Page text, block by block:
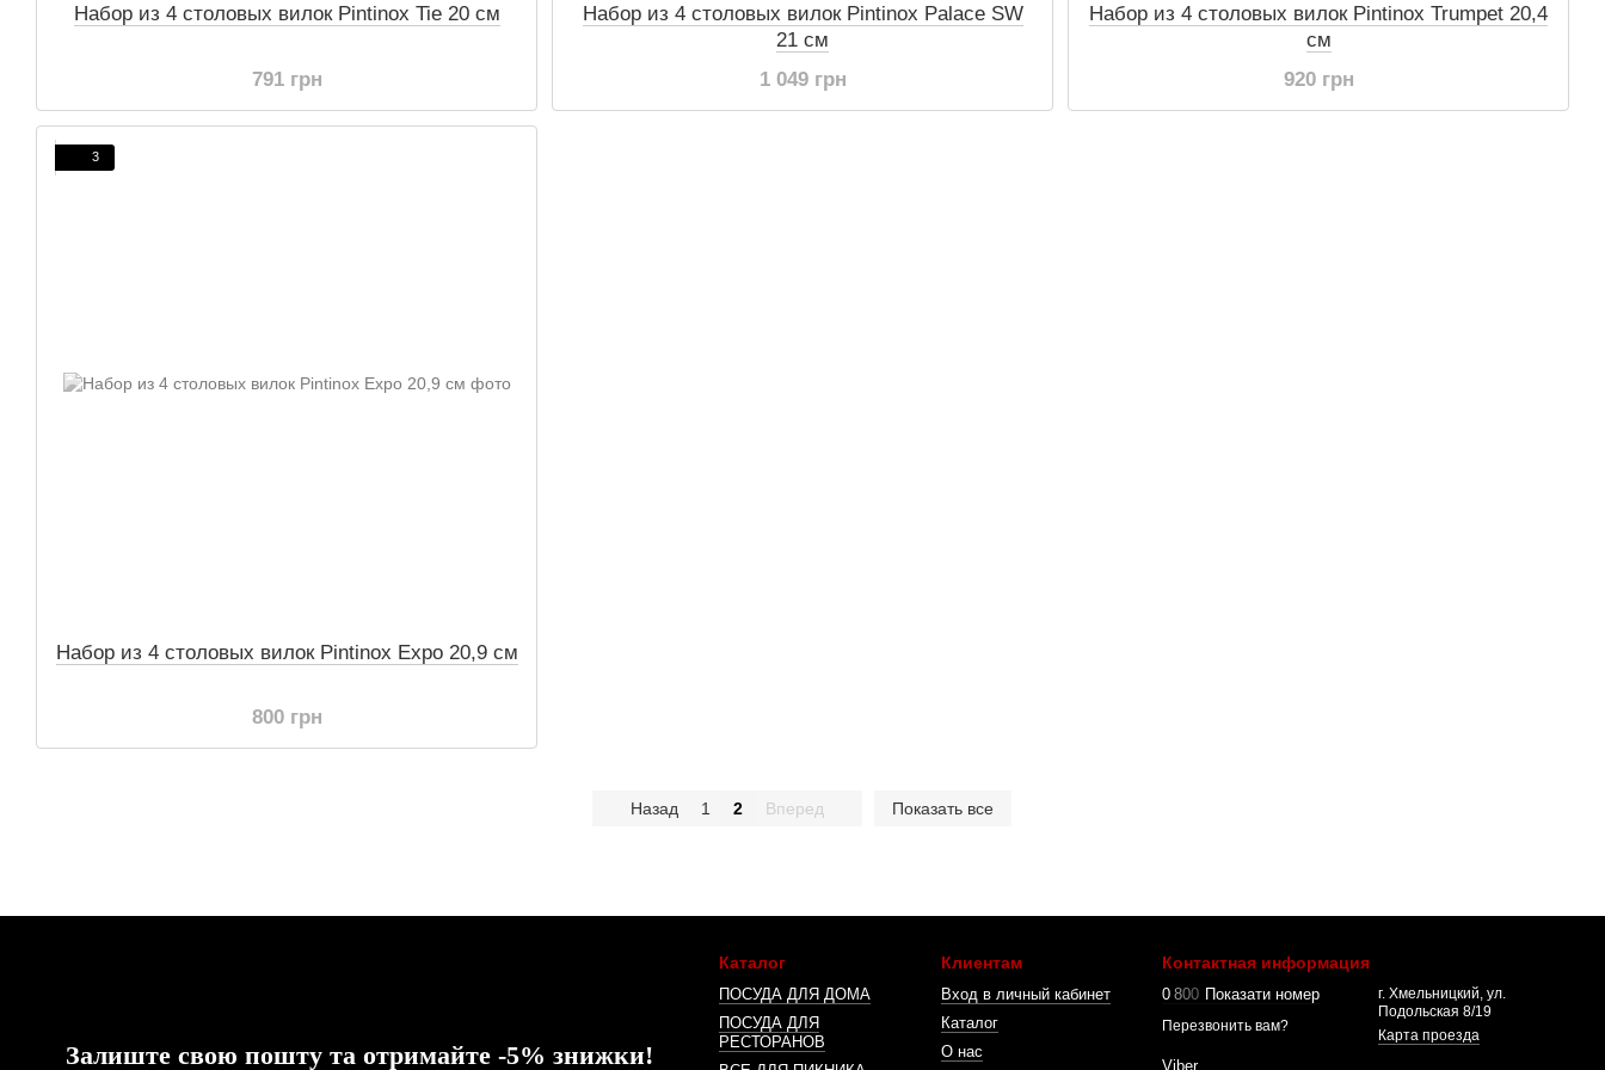
Набор из 4 столовых вилок Pintinox Tie 20 см
791 грн
Набор из 4 столовых вилок Pintinox Palace SW
21 см
1 049 грн
Набор из 4 столовых вилок Pintinox Trumpet 20,4
см
920 грн
3
Набор из 4 столовых вилок Pintinox Expo 20,9 см
800 грн
Назад 1 2 Вперед Показать все
Залиште свою пошту та отримайте -5% знижки!
Каталог
ПОСУДА ДЛЯ ДОМА
ПОСУДА ДЛЯ
РЕСТОРАНОВ
Клиентам
Вход в личный кабинет
Каталог
О нас
Контактная информация
0 800 Показати номер
Перезвонить вам?
Viber
г. Хмельницкий, ул.
Подольская 8/19
Карта проезда